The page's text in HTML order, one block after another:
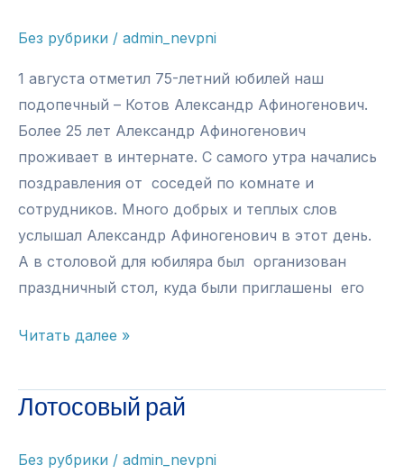
Без рубрики / admin_nevpni
1 августа отметил 75-летний юбилей наш
подопечный – Котов Александр Афиногенович.
Более 25 лет Александр Афиногенович
проживает в интернате. С самого утра начались
поздравления от соседей по комнате и
сотрудников. Много добрых и теплых слов
услышал Александр Афиногенович в этот день.
А в столовой для юбиляра был организован
праздничный стол, куда были приглашены его
Поздравляем
Читать далее »
Лотосовый рай
Без рубрики / admin_nevpni